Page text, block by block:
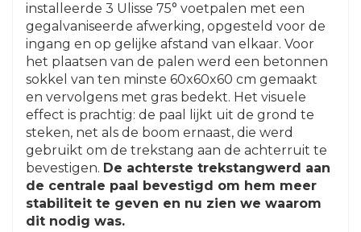
installeerde 3 Ulisse 75° voetpalen met een
gegalvaniseerde afwerking, opgesteld voor de
ingang en op gelijke afstand van elkaar. Voor
het plaatsen van de palen werd een betonnen
sokkel van ten minste 60x60x60 cm gemaakt
en vervolgens met gras bedekt. Het visuele
effect is prachtig: de paal lijkt uit de grond te
steken, net als de boom ernaast, die werd
gebruikt om de trekstang aan de achterruit te
bevestigen. De achterste trekstangwerd aan
de centrale paal bevestigd om hem meer
stabiliteit te geven en nu zien we waarom
dit nodig was.